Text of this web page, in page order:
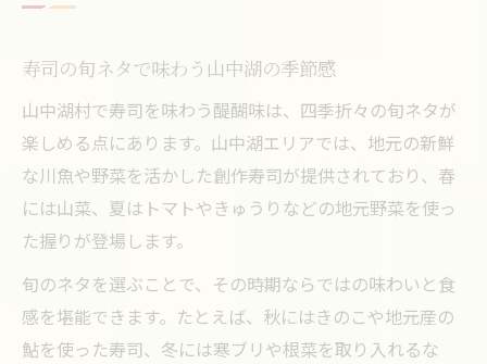
寿司の旬ネタで味わう山中湖の季節感
山中湖村で寿司を味わう醍醐味は、四季折々の旬ネタが
楽しめる点にあります。山中湖エリアでは、地元の新鮮
な川魚や野菜を活かした創作寿司が提供されており、春
には山菜、夏はトマトやきゅうりなどの地元野菜を使っ
た握りが登場します。
旬のネタを選ぶことで、その時期ならではの味わいと食
感を堪能できます。たとえば、秋にはきのこや地元産の
鮎を使った寿司、冬には寒ブリや根菜を取り入れるな